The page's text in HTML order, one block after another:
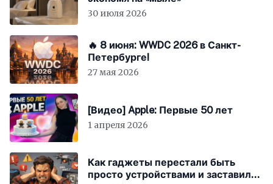
30 июля 2026
🔥 8 июня: WWDC 2026 в Санкт-
Петербурге!
27 мая 2026
[Видео] Apple: Первые 50 лет
1 апреля 2026
Как гаджеты перестали быть
просто устройствами и заставили